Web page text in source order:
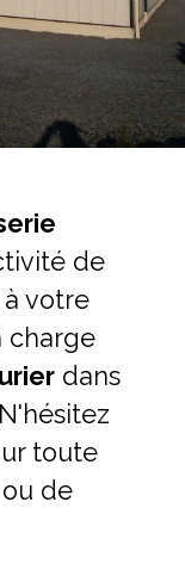
de
à votre
charge
dans
N'hésitez
toute
de